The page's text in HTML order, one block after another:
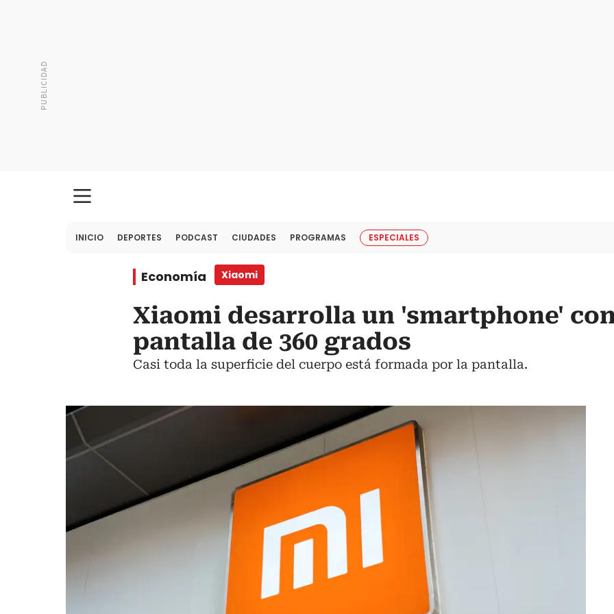
INICIO DEPORTES PODCAST CIUDADES PROGRAMAS ESPECIALES
Economía Xiaomi
Xiaomi desarrolla un 'smartphone'
pantalla de 360 grados
Casi toda la superficie del cuerpo está formada por la pantalla.